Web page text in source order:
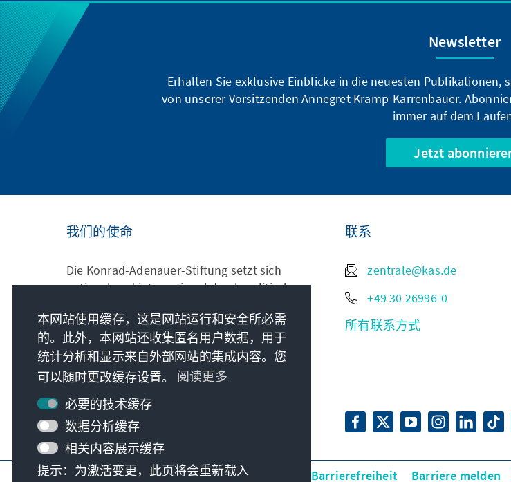
Newsletter
Erhalten Sie exklusive Einblicke in die neuesten
von unserer Vorsitzenden Annegret Kramp-Karrenbauer.
immer auf dem
Jetzt
我们的使命
Die Konrad-Adenauer-Stiftung setzt sich
national und international durch politische
Gerechtigkeit ein. Wir fördern und bewahren
freiheitliche Demokratie, die Soziale
Marktwirtschaft und die Entwicklung und
Festigung des Wertekonsenses.
我们的使命
联系
zentrale@kas.de
+49 30 26996-0
所有联系方式
版本说明 隐私 使用条款 Erklärung zur Barrierefreiheit Barriere melden
本网站使用缓存，这是网站运行和安全所必需
的。此外，本网站还收集匿名用户数据，用于
统计分析和显示来自外部网站的集成内容。您
可以随时更改缓存设置。 阅读更多
必要的技术缓存
数据分析缓存
相关内容展示缓存
提示：为激活变更，此页将会重新载入